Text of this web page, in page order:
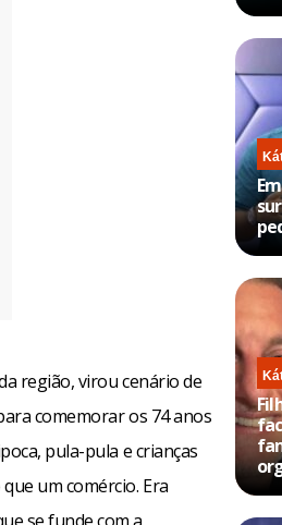
região, virou cenário de
comemorar os 74 anos
pula-pula e crianças
um comércio. Era